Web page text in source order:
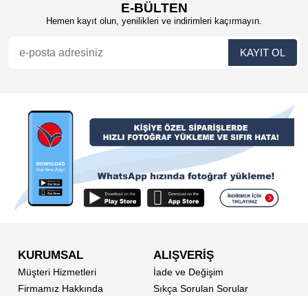
E-BÜLTEN
Hemen kayıt olun, yenilikleri ve indirimleri kaçırmayın.
KURUMSAL
Müşteri Hizmetleri
Firmamız Hakkında
ALIŞVERİŞ
İade ve Değişim
Sıkça Sorulan Sorular